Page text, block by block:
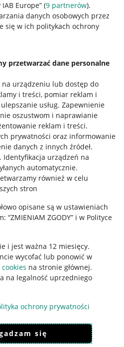
Europe” (9 partnerów).
danych osobowych przez
się w ich politykach ochrony
przetwarzać dane personalne
urządzeniu lub dostęp do
i treści, pomiar reklam i
usług. Zapewnienie
oszustwom i naprawianie
reklam i treści.
prywatności oraz informowanie
danych z innych źródeł.
. Identyfikacja urządzeń na
automatycznie.
również w celu
stron
opisane są w ustawieniach
ZGODY” i w Polityce
i jest ważna 12 miesięcy.
wycofać lub ponowić w
na stronie głównej.
na legalność uprzedniego
ochrony prywatności
się
Cyfrowych